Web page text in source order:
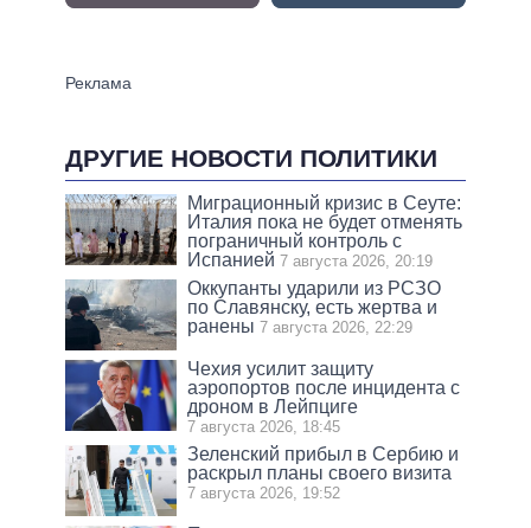
ДРУГИЕ НОВОСТИ ПОЛИТИКИ
Миграционный кризис в Сеуте:
Италия пока не будет отменять
пограничный контроль с
Испанией 7 августа 2026, 20:19
Оккупанты ударили из РСЗО
по Славянску, есть жертва и
ранены 7 августа 2026, 22:29
Чехия усилит защиту
аэропортов после инцидента с
дроном в Лейпциге
7 августа 2026, 18:45
Зеленский прибыл в Сербию и
раскрыл планы своего визита
7 августа 2026, 19:52